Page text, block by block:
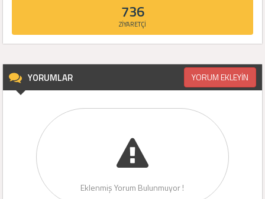
736
ZİYARETÇİ
YORUMLAR YORUM EKLEYİN
Eklenmiş Yorum Bulunmuyor !